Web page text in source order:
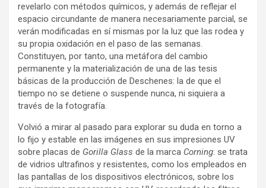
revelarlo con métodos químicos, y además de reflejar el
espacio circundante de manera necesariamente parcial, se
verán modificadas en sí mismas por la luz que las rodea y
su propia oxidación en el paso de las semanas.
Constituyen, por tanto, una metáfora del cambio
permanente y la materialización de una de las tesis
básicas de la producción de Deschenes: la de que el
tiempo no se detiene o suspende nunca, ni siquiera a
través de la fotografía.
Volvió a mirar al pasado para explorar su duda en torno a
lo fijo y estable en las imágenes en sus impresiones UV
sobre placas de Gorilla Glass de la marca Corning: se trata
de vidrios ultrafinos y resistentes, como los empleados en
las pantallas de los dispositivos electrónicos, sobre los